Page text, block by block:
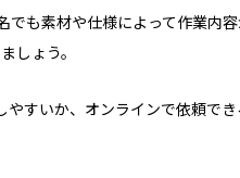
も素材や仕様によって作業内
しょう。
すいか、オンラインで依頼で